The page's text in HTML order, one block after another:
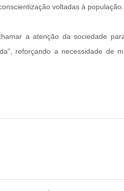
voltadas à população.
a atenção da sociedade
reforçando a necessidade de